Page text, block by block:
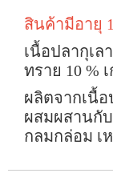
สินค้ามีอายุ
เนื้อปลากุเล
ทราย 10 %
ผลิตจากเนื้
ผสมผสานกั
กลมกล่อม เ